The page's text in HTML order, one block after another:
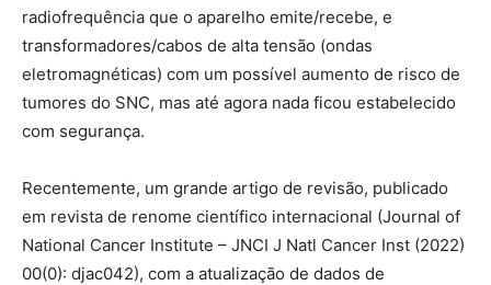
radiofrequência que o aparelho emite/recebe, e
transformadores/cabos de alta tensão (ondas
eletromagnéticas) com um possível aumento de risco de
tumores do SNC, mas até agora nada ficou estabelecido
com segurança.
Recentemente, um grande artigo de revisão, publicado
em revista de renome científico internacional (Journal of
National Cancer Institute – JNCI J Natl Cancer Inst (2022)
00(0): djac042), com a atualização de dados de